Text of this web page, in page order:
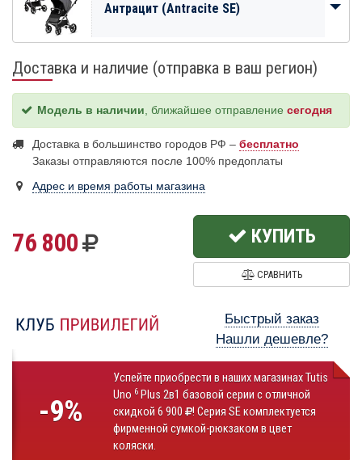
Антрацит (Antracite SE)
Доставка и наличие (отправка в ваш регион)
Модель в наличии , ближайшее отправление сегодня
Доставка в большинство городов РФ – бесплатно
Заказы отправляются после 100% предоплаты
Адрес и время работы магазина
76 800 КУПИТЬ
СРАВНИТЬ
Быстрый заказ
Нашли дешевле?
-9%
Успейте приобрести в наших магазинах Tutis
Uno 6 Plus 2в1 базовой серии с отличной
скидкой 6 900
! Серия SE комплектуется
фирменной сумкой-рюкзаком в цвет
коляски.